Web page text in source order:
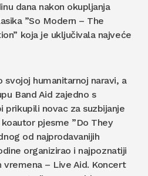
dana nakon okupljanja
”So Modern – The
koja je uključivala najveće
humanitarnoj naravi, a
Band Aid zajedno s
prikupili novac za suzbijanje
pjesme ”Do They
od najprodavanijih
organizirao i najpoznatiji
vremena – Live Aid. Koncert